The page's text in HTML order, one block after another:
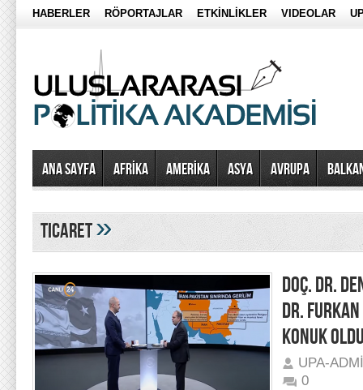
HABERLER RÖPORTAJLAR ETKİNLİKLER VIDEOLAR
Ana Sayfa AFRİKA AMERİKA ASYA AVRUPA
ticaret»
DOÇ. DR.
DR.
KONUK
UPA-
0